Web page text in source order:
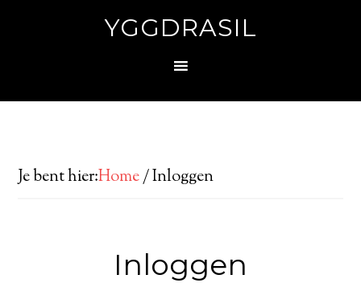
YGGDRASIL
Je bent hier:Home/Inloggen
Inloggen